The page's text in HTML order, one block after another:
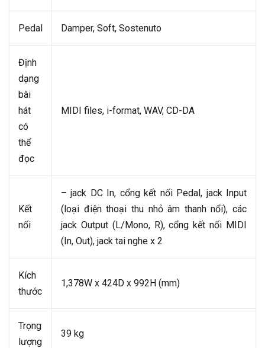
Pedal Damper, Soft, Sostenuto
Định
dạng
bài
hát
có
thể
đọc
MIDI files, i-format, WAV, CD-DA
Kết
nối
– jack DC In, cổng kết nối Pedal, jack Input
(loại điện thoại thu nhỏ âm thanh nổi), các
jack Output (L/Mono, R), cổng kết nối MIDI
(In, Out), jack tai nghe x 2
Kích
thước
1,378W x 424D x 992H (mm)
Trọng
lượng
39 kg